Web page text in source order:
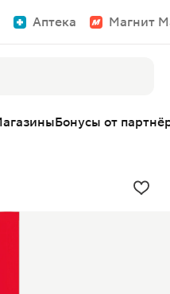
Аптека Магнит
Бонусы от